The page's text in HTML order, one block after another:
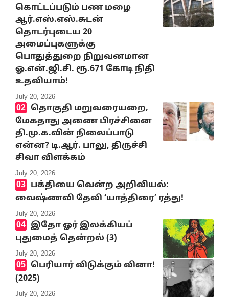
கொட்டப்படும் பண மழை
ஆர்.எஸ்.எஸ்.சுடன்
தொடர்புடைய 20
அமைப்புகளுக்கு
பொதுத்துறை நிறுவனமான
ஓ.என்.ஜி.சி. ரூ.671 கோடி நிதி
உதவியாம்!
July 20, 2026
தொகுதி மறுவரையறை,
மேகதாது அணை பிரச்சினை
தி.மு.க.வின் நிலைப்பாடு
என்ன? டி.ஆர். பாலு, திருச்சி
சிவா விளக்கம்
July 20, 2026
பக்தியை வென்ற அறிவியல்:
வைஷ்ணவி தேவி ‘யாத்திரை’ ரத்து!
July 20, 2026
இதோ ஓர் இலக்கியப்
புதுமைத் தென்றல் (3)
July 20, 2026
பெரியார் விடுக்கும் வினா!
(2025)
July 20, 2026